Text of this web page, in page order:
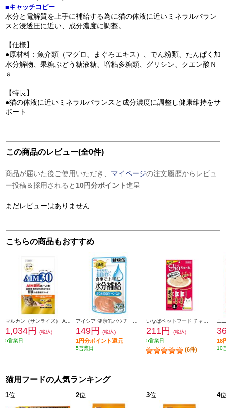
■キャッチコピー
水分と電解質を上手に補給する為に猫の体液に近いミネラルバラン
スと浸透圧に近い、成分濃度に調整。
【仕様】
●原材料：魚介類（マグロ、まぐろエキス）、でん粉類、たんぱく加
水分解物、果糖ぶどう糖液糖、増粘多糖類、グリシン、クエン酸Ｎ
ａ
【特長】
●猫の体液に近いミネラルバランスと成分濃度に調整し健康維持をサ
ポート
この商品のレビュー(全0件)
商品が届いた後ご使用いただき、 マイページの注文履歴からレビュ
ー投稿＆採用されると 10円分ポイント進呈
まだレビューはありません
こちらの商品もおすすめ
1,034円
(税込)
5営業日
149円 (税込)
1円分ポイント還元
5営業日
211円
(税込)
5営業日
(6件)
18
10
猫用フードの人気ランキング
1位 2位 3位 4